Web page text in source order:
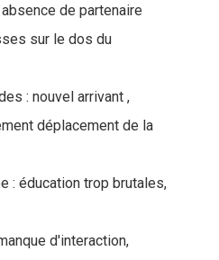
de partenaire
sur le dos du
: nouvel arrivant ,
déplacement de la
: éducation trop brutales,
d'interaction,